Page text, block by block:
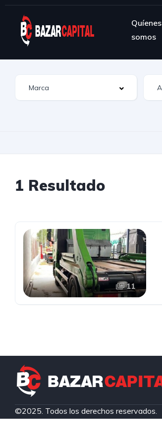
Quíenes
somos
1 Resultado
11
©2025. Todos los derechos reservados.